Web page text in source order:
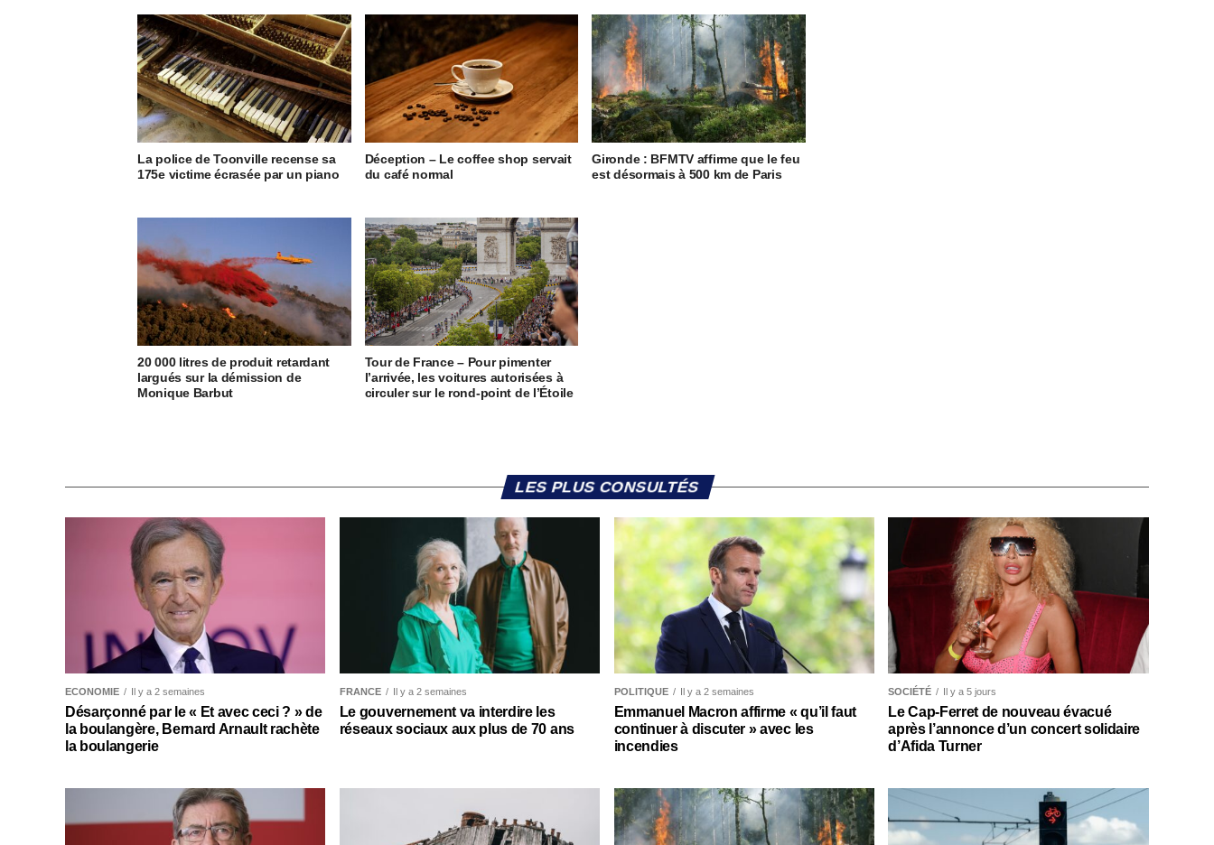
La police de Toonville recense sa
175e victime écrasée par un piano
Déception – Le coffee shop servait
du café normal
Gironde : BFMTV affirme que le feu
est désormais à 500 km de Paris
20 000 litres de produit retardant
largués sur la démission de
Monique Barbut
Tour de France – Pour pimenter
l’arrivée, les voitures autorisées à
circuler sur le rond-point de l’Étoile
LES PLUS CONSULTÉS
ECONOMIE Il y a 2 semaines
Désarçonné par le « Et avec ceci ? » de
la boulangère, Bernard Arnault rachète
la boulangerie
FRANCE Il y a 2 semaines
Le gouvernement va interdire les
réseaux sociaux aux plus de 70 ans
POLITIQUE Il y a 2 semaines
Emmanuel Macron affirme « qu’il faut
continuer à discuter » avec les
incendies
SOCIÉTÉ Il y a 5 jours
Le Cap-Ferret de nouveau évacué
après l’annonce d’un concert solidaire
d’Afida Turner